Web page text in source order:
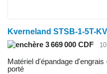
Kverneland STSB-1-5T-KV
3 669 000 CDF
Matériel d'épandage
porté